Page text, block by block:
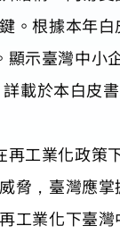
根據本年
示臺灣中小
載於本白皮書
工業化政策
脅，臺灣應
工業化下臺